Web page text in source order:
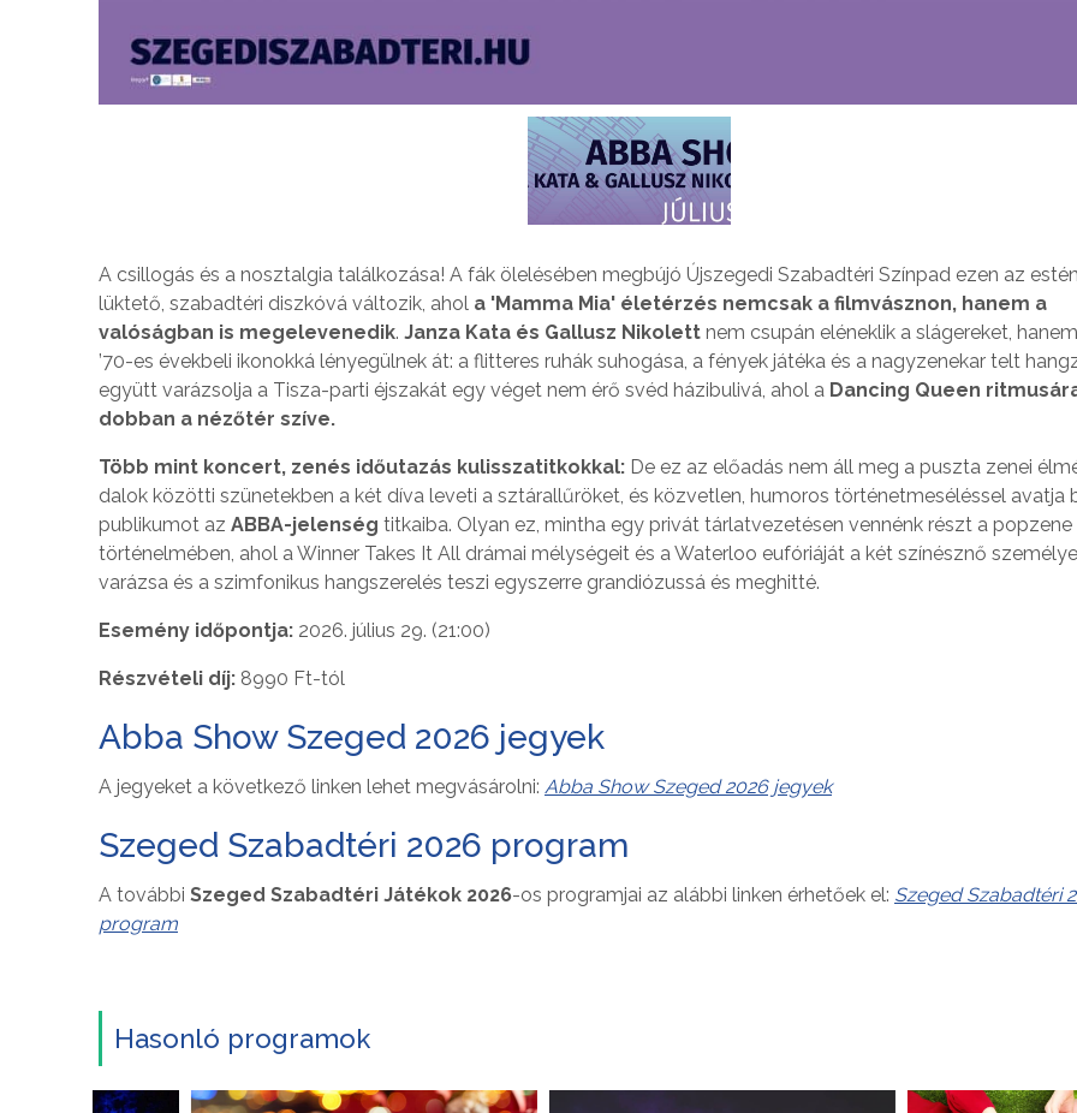
A csillogás és a nosztalgia találkozása! A fák ölelésében megbújó Újszegedi Szabadtéri Színpad ezen az
lüktető, szabadtéri diszkóvá változik, ahol a 'Mamma Mia' életérzés nemcsak a filmvásznon, hanem a
valóságban is megelevenedik. Janza Kata és Gallusz Nikolett nem csupán eléneklik a slágereket,
’70-es évekbeli ikonokká lényegülnek át: a flitteres ruhák suhogása, a fények játéka és a nagyzenekar telt
együtt varázsolja a Tisza-parti éjszakát egy véget nem érő svéd házibulivá, ahol a Dancing Queen
dobban a nézőtér szíve.
Több mint koncert, zenés időutazás kulisszatitkokkal: De ez az előadás nem áll meg a puszta zenei
dalok közötti szünetekben a két díva leveti a sztárallűröket, és közvetlen, humoros történetmeséléssel avatja
publikumot az ABBA-jelenség titkaiba. Olyan ez, mintha egy privát tárlatvezetésen vennénk részt a popzene
történelmében, ahol a Winner Takes It All drámai mélységeit és a Waterloo eufóriáját a két színésznő
varázsa és a szimfonikus hangszerelés teszi egyszerre grandiózussá és meghitté.
Esemény időpontja: 2026. július 29. (21:00)
Részvételi díj: 8990 Ft-tól
Abba Show Szeged 2026 jegyek
A jegyeket a következő linken lehet megvásárolni: Abba Show Szeged 2026 jegyek
Szeged Szabadtéri 2026 program
A további Szeged Szabadtéri Játékok 2026-os programjai az alábbi linken érhetőek el: Szeged Szabadtéri
program
Hasonló programok